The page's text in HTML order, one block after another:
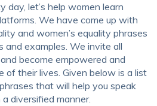
day, let’s help women learn
We have come up with
and women’s equality phrases
and examples. We invite all
become empowered and
of their lives. Given below is a list
that will help you speak
diversified manner.